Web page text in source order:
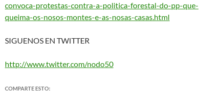
convoca-protestas-contra-a-politica-forestal-do-pp-que-
queima-os-nosos-montes-e-as-nosas-casas.html
SIGUENOS EN TWITTER
http://www.twitter.com/nodo50
COMPARTE ESTO: